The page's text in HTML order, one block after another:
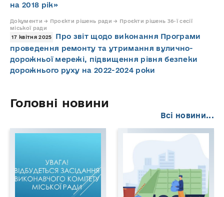
на 2018 рік»
Документи → Проєкти рішень ради → Проєкти рішень 36-ї сесії
міської ради
17 квітня 2025
Про звіт щодо виконання Програми
проведення ремонту та утримання вулично-
дорожньої мережі, підвищення рівня безпеки
дорожнього руху на 2022-2024 роки
Головні новини
Всі новини...